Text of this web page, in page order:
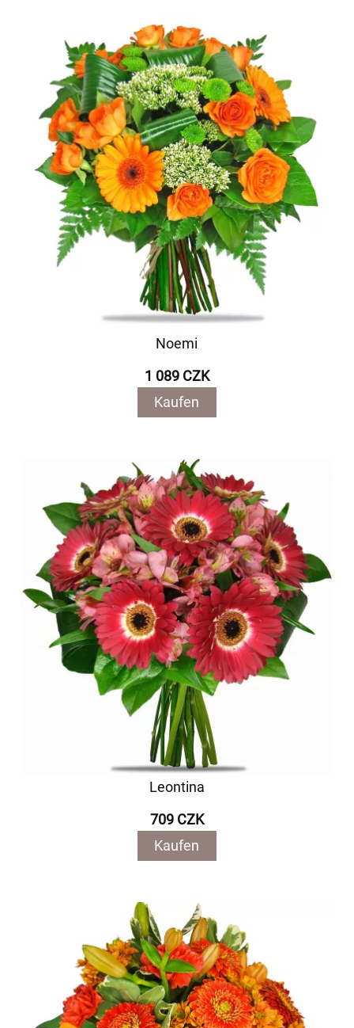
Noemi
1 089 CZK
Kaufen
Leontina
709 CZK
Kaufen